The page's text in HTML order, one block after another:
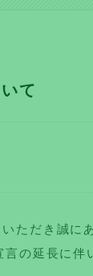
て
ただき誠に
の延長に伴